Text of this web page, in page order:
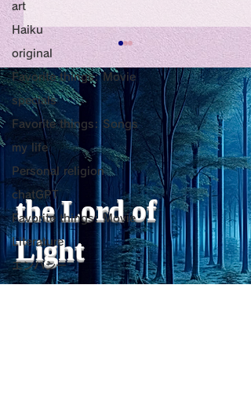
art
Haiku
original
Favorite things: Movie
specials
Favorite things: Songs
my life
Personal religion
chatGPT
Favorite things: Movie
Literature
エンパシー
Title: Death Affirmation
as a Generator of
Mental Vitality
AbstractThis paper argues
that “death affirmation” is
fundamentally different
from the classical
psychological concept of
“death acceptance.”
Death acceptance tends
to function as an entropic
leveling
the Lord of
Light